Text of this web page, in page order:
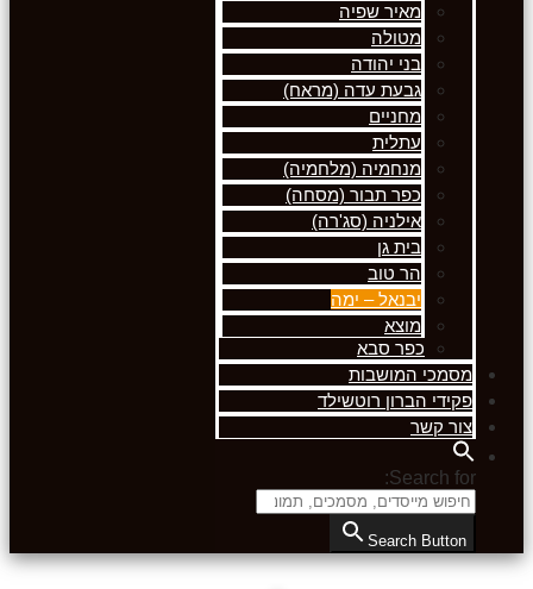
מאיר שפיה
מטולה
בני יהודה
גבעת עדה (מראח)
מחניים
עתלית
מנחמיה (מלחמיה)
כפר תבור (מסחה)
אילניה (סג'רה)
בית גן
הר טוב
יבנאל – ימה
מוצא
כפר סבא
מסמכי המושבות
פקידי הברון רוטשילד
צור קשר
Search for:
Search Button